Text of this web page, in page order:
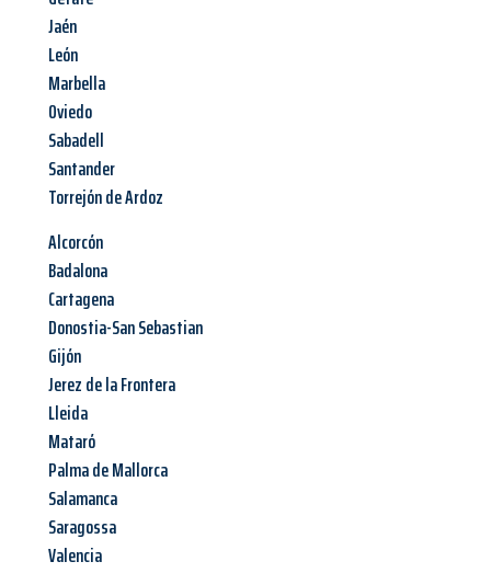
Jaén
León
Marbella
Oviedo
Sabadell
Santander
Torrejón de Ardoz
Alcorcón
Badalona
Cartagena
Donostia-San Sebastian
Gijón
Jerez de la Frontera
Lleida
Mataró
Palma de Mallorca
Salamanca
Saragossa
Valencia